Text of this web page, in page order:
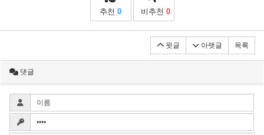
추천 0 비추천 0
윗글 아랫글 목록
댓글